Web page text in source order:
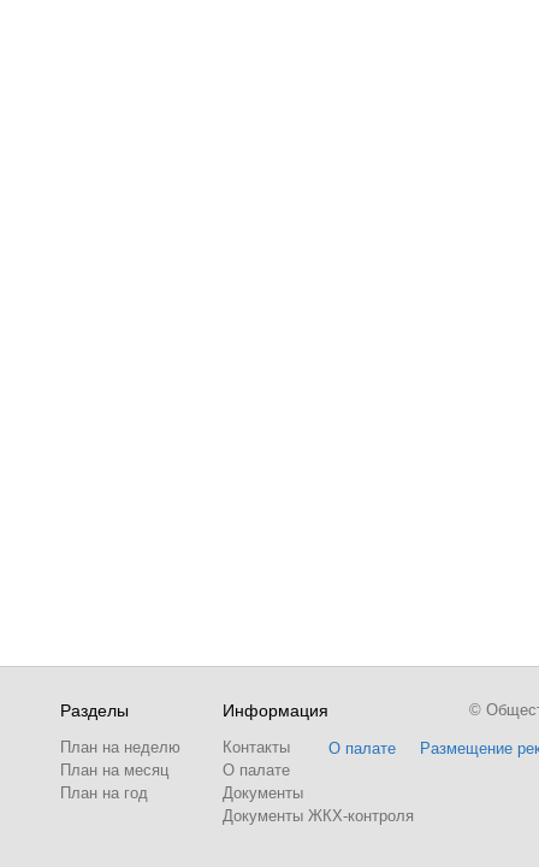
Разделы
План на неделю
План на месяц
План на год
Информация
Контакты
О палате
Документы
Документы ЖКХ-контроля
О палате Размещение
©